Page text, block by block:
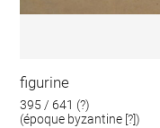
figurine
395 / 641 (?)
(époque byzantine [?])